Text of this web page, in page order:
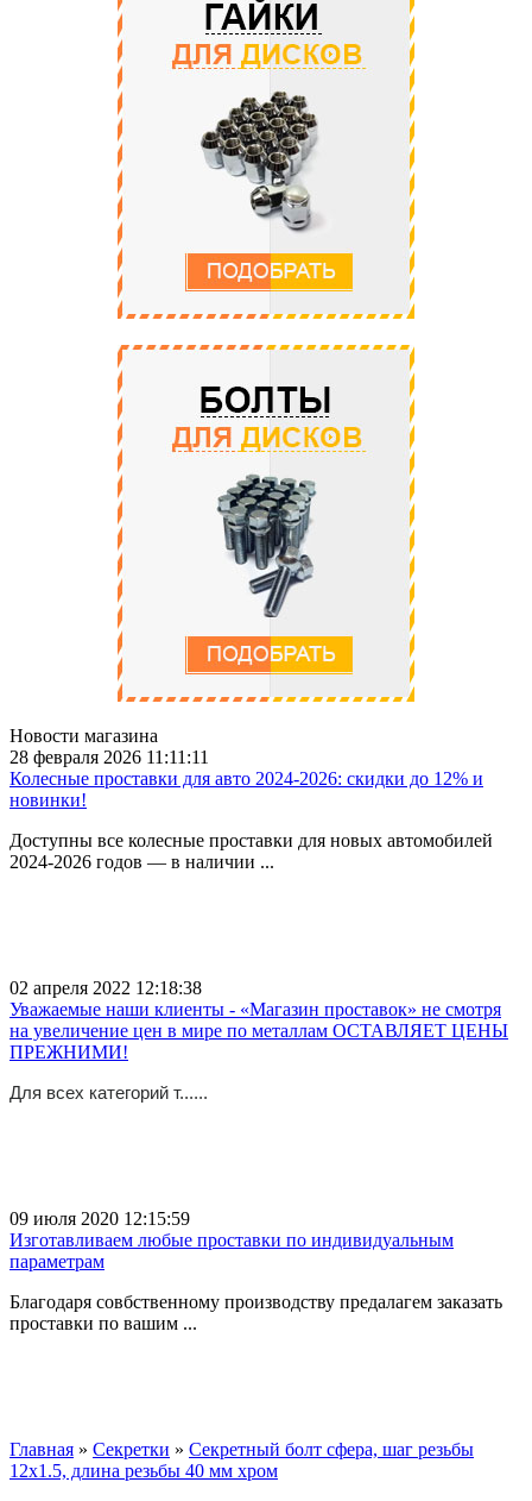
Новости магазина
28 февраля 2026 11:11:11
Колесные проставки для авто 2024-2026: скидки до 12% и
новинки!
Доступны все колесные проставки для новых автомобилей
2024-2026 годов — в наличии ...
02 апреля 2022 12:18:38
Уважаемые наши клиенты - «Магазин проставок» не смотря
на увеличение цен в мире по металлам ОСТАВЛЯЕТ ЦЕНЫ
ПРЕЖНИМИ!
Для всех категорий т......
09 июля 2020 12:15:59
Изготавливаем любые проставки по индивидуальным
параметрам
Благодаря совбственному производству предалагем заказать
проставки по вашим ...
Главная » Секретки » Секретный болт сфера, шаг резьбы
12x1.5, длина резьбы 40 мм хром